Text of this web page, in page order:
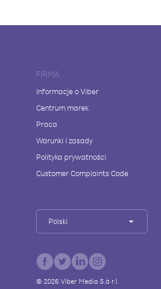
FIRMA
Informacje o Viber
Centrum marek
Praca
Warunki i zasady
Polityka prywatności
Customer Complaints Code
Polski
© 2026Viber Media S.à r.l.